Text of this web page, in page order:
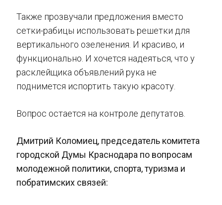
Также прозвучали предложения вместо
сетки-рабицы использовать решетки для
вертикального озеленения. И красиво, и
функционально. И хочется надеяться, что у
расклейщика объявлений рука не
поднимется испортить такую красоту.
Вопрос остается на контроле депутатов.
Дмитрий Коломиец, председатель комитета
городской Думы Краснодара по вопросам
молодежной политики, спорта, туризма и
побратимских связей: